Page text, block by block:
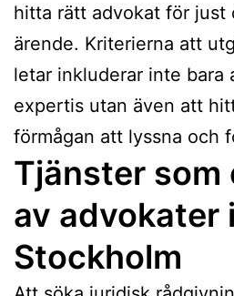
hitta rätt advokat för just
ärende. Kriterierna att
letar inkluderar inte bara
expertis utan även att
förmågan att lyssna och
Tjänster som
av advokater i
Stockholm